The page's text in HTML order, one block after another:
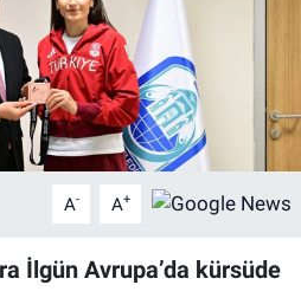
A- A+
İlgün Avrupa’da kürsüde